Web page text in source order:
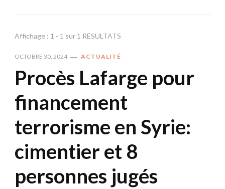
Affichage : 1 - 1 sur 1 RÉSULTATS
OCTOBRE 30, 2024 ACTUALITÉ
Procès Lafarge pour
financement
terrorisme en Syrie:
cimentier et 8
personnes jugés